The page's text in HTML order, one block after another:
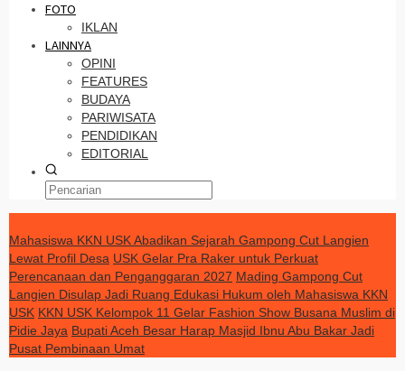
FOTO
IKLAN
LAINNYA
OPINI
FEATURES
BUDAYA
PARIWISATA
PENDIDIKAN
EDITORIAL
Mahasiswa KKN USK Abadikan Sejarah Gampong Cut Langien
Lewat Profil Desa USK Gelar Pra Raker untuk Perkuat
Perencanaan dan Penganggaran 2027 Mading Gampong Cut
Langien Disulap Jadi Ruang Edukasi Hukum oleh Mahasiswa KKN
USK KKN USK Kelompok 11 Gelar Fashion Show Busana Muslim di
Pidie Jaya Bupati Aceh Besar Harap Masjid Ibnu Abu Bakar Jadi
Pusat Pembinaan Umat